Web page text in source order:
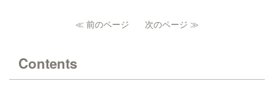
≪ 前のページ 次のページ ≫
Contents